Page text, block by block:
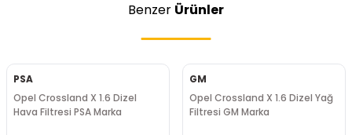
Benzer Ürünler
PSA
Opel Crossland X 1.6 Dizel
Hava Filtresi PSA Marka
GM
Opel Crossland X 1.6 Dizel Yağ
Filtresi GM Marka